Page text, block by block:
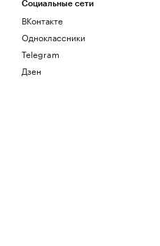
Социальные сети
ВКонтакте
Одноклассники
Telegram
Дзен